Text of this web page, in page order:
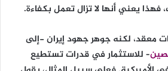
يعني أنها لا تزال تعمل بكفاءة.
معقد، لكنه جوهر جهود إيران -إلى
– للاستثمار في قدرات تستطيع